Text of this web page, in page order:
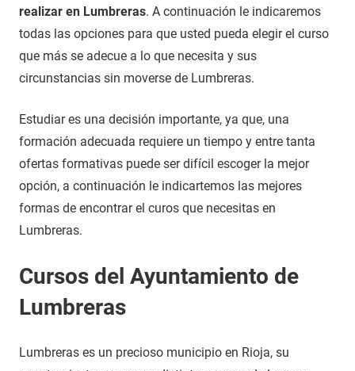
de
diciembre
2020
en
Rioja,
realizar en Lumbreras. A continuación le indicaremos
todas las opciones para que usted pueda elegir el curso
que más se adecue a lo que necesita y sus
circunstancias sin moverse de Lumbreras.
Estudiar es una decisión importante, ya que, una
formación adecuada requiere un tiempo y entre tanta
ofertas formativas puede ser difícil escoger la mejor
opción, a continuación le indicartemos las mejores
formas de encontrar el curos que necesitas en
Lumbreras.
Cursos del Ayuntamiento de
Lumbreras
Lumbreras es un precioso municipio en Rioja, su